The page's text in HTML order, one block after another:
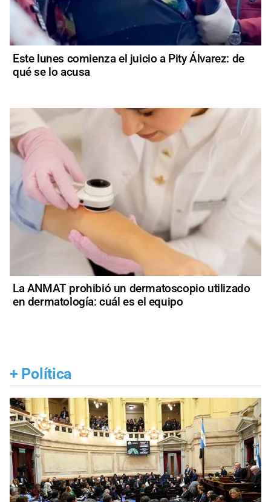
Este lunes comienza el juicio a Pity Álvarez: de
qué se lo acusa
La ANMAT prohibió un dermatoscopio utilizado
en dermatología: cuál es el equipo
+ Política